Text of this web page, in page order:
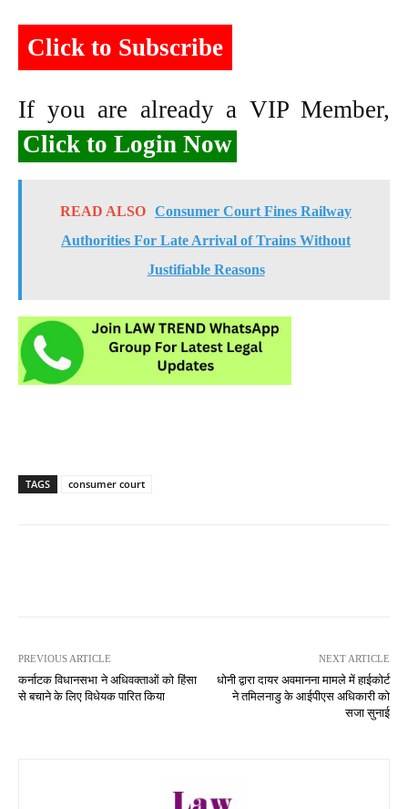
Click to Subscribe
If you are already a VIP Member,
Click to Login Now
READ ALSO Consumer Court Fines Railway
Authorities For Late Arrival of Trains Without
Justifiable Reasons
TAGS consumer court
PREVIOUS ARTICLE
कर्नाटक विधानसभा ने अधिवक्ताओं को हिंसा
से बचाने के लिए विधेयक पारित किया
NEXT ARTICLE
धोनी द्वारा दायर अवमानना मामले में हाईकोर्ट
ने तमिलनाडु के आईपीएस अधिकारी को
सजा सुनाई